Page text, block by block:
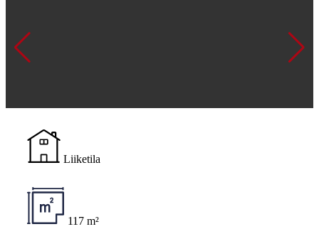
Liiketila
117 m²